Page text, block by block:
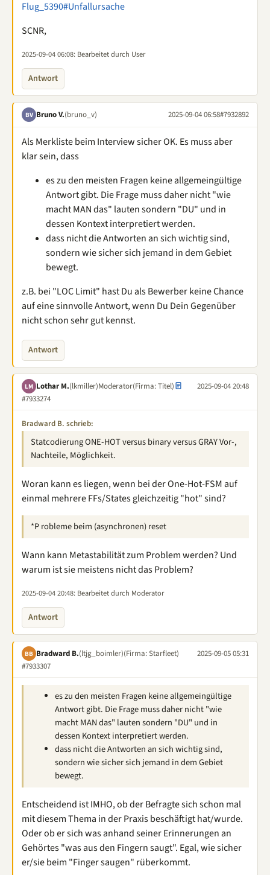
Flug_5390#Unfallursache
SCNR,
2025-09-04 06:08: Bearbeitet durch User
Antwort
BV Bruno V.(bruno_v) 2025-09-04 06:58#7932892
Als Merkliste beim Interview sicher OK. Es muss aber
klar sein, dass
es zu den meisten Fragen keine allgemeingültige
Antwort gibt. Die Frage muss daher nicht "wie
macht MAN das" lauten sondern "DU" und in
dessen Kontext interpretiert werden.
dass nicht die Antworten an sich wichtig sind,
sondern wie sicher sich jemand in dem Gebiet
bewegt.
z.B. bei "LOC Limit" hast Du als Bewerber keine Chance
auf eine sinnvolle Antwort, wenn Du Dein Gegenüber
nicht schon sehr gut kennst.
Antwort
LM Lothar M.(lkmiller)Moderator(Firma: Titel)
2025-09-04 20:48
#7933274
Bradward B. schrieb:
Statcodierung ONE-HOT versus binary versus GRAY Vor-,
Nachteile, Möglichkeit.
Woran kann es liegen, wenn bei der One-Hot-FSM auf
einmal mehrere FFs/States gleichzeitig "hot" sind?
*P robleme beim (asynchronen) reset
Wann kann Metastabilität zum Problem werden? Und
warum ist sie meistens nicht das Problem?
2025-09-04 20:48: Bearbeitet durch Moderator
Antwort
BB Bradward B.(ltjg_boimler)(Firma: Starfleet)
2025-09-05 05:31
#7933307
es zu den meisten Fragen keine allgemeingültige
Antwort gibt. Die Frage muss daher nicht "wie
macht MAN das" lauten sondern "DU" und in
dessen Kontext interpretiert werden.
dass nicht die Antworten an sich wichtig sind,
sondern wie sicher sich jemand in dem Gebiet
bewegt.
Entscheidend ist IMHO, ob der Befragte sich schon mal
mit diesem Thema in der Praxis beschäftigt hat/wurde.
Oder ob er sich was anhand seiner Erinnerungen an
Gehörtes "was aus den Fingern saugt". Egal, wie sicher
er/sie beim "Finger saugen" rüberkommt.